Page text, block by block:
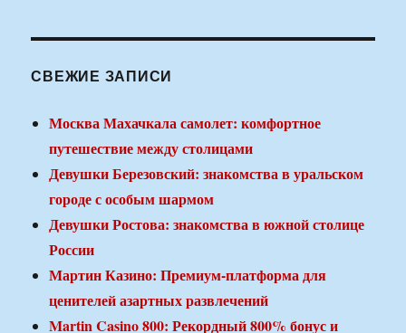
СВЕЖИЕ ЗАПИСИ
Москва Махачкала самолет: комфортное
путешествие между столицами
Девушки Березовский: знакомства в уральском
городе с особым шармом
Девушки Ростова: знакомства в южной столице
России
Мартин Казино: Премиум-платформа для
ценителей азартных развлечений
Martin Casino 800: Рекордный 800% бонус и